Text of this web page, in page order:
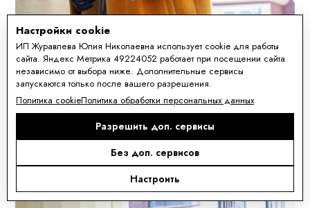
Настройки cookie
ИП Журавлева Юлия Николаевна использует cookie для работы
сайта. Яндекс Метрика 49224052 работает при посещении сайта
независимо от выбора ниже. Дополнительные сервисы
запускаются только после вашего разрешения.
Политика cookieПолитика обработки персональных данных
Разрешить доп. сервисы
Без доп. сервисов
Настроить